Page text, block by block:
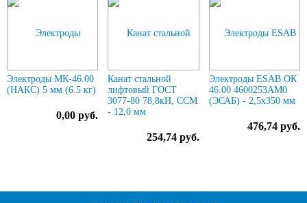
Электроды МК-46.00
(НАКС) 5 мм (6.5 кг)
0,00 руб.
Канат стальной
лифтовый ГОСТ
3077-80 78,8кН, ССМ
- 12,0 мм
254,74 руб.
Электроды ESAB ОК
46.00 4600253AM0
(ЭСАБ) - 2,5х350 мм
476,74 руб.